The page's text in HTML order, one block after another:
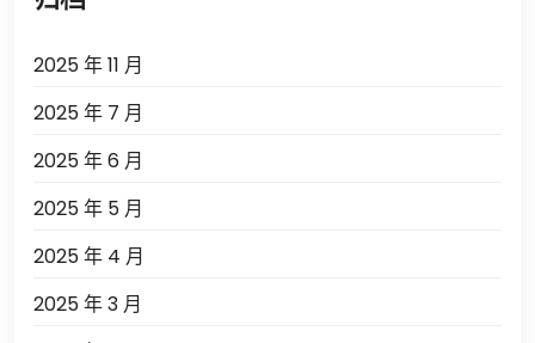
2025 年 11 月
2025 年 7 月
2025 年 6 月
2025 年 5 月
2025 年 4 月
2025 年 3 月